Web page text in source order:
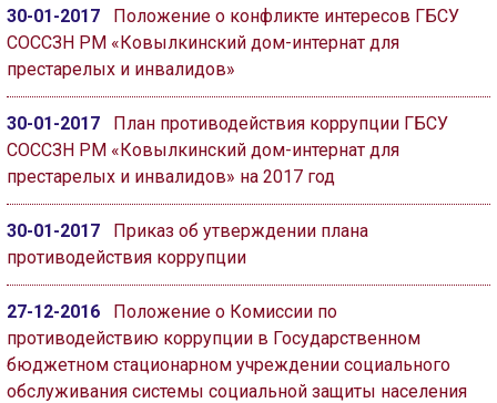
30-01-2017
Положение о конфликте интересов ГБСУ
СОССЗН РМ «Ковылкинский дом-интернат для
престарелых и инвалидов»
30-01-2017
План противодействия коррупции ГБСУ
СОССЗН РМ «Ковылкинский дом-интернат для
престарелых и инвалидов» на 2017 год
30-01-2017
Приказ об утверждении плана
противодействия коррупции
27-12-2016
Положение о Комиссии по
противодействию коррупции в Государственном
бюджетном стационарном учреждении социального
обслуживания системы социальной защиты населения